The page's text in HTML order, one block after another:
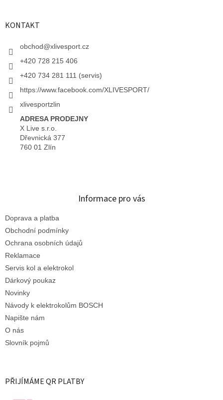
KONTAKT
obchod@xlivesport.cz
+420 728 215 406
+420 734 281 111 (servis)
https://www.facebook.com/XLIVESPORT/
xlivesportzlin
ADRESA PRODEJNY
X Live s.r.o.
Dřevnická 377
760 01 Zlín
Informace pro vás
Doprava a platba
Obchodní podmínky
Ochrana osobních údajů
Reklamace
Servis kol a elektrokol
Dárkový poukaz
Novinky
Návody k elektrokolům BOSCH
Napište nám
O nás
Slovník pojmů
PŘIJÍMÁME QR PLATBY